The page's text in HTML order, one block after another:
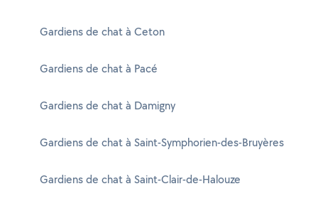
Gardiens de chat à Ceton
Gardiens de chat à Pacé
Gardiens de chat à Damigny
Gardiens de chat à Saint-Symphorien-des-Bruyères
Gardiens de chat à Saint-Clair-de-Halouze